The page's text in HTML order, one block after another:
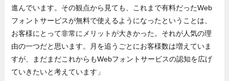
進んでいます。その観点から見ても、これまで有料だったWeb
フォントサービスが無料で使えるようになったということは、
お客様にとって非常にメリットが大きかった。それが人気の理
由の一つだと思います。月を追うごとにお客様数は増えていま
すが、まだまだこれからもWebフォントサービスの認知を広げ
ていきたいと考えています」